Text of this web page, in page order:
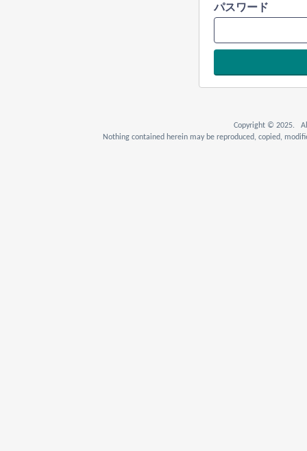
パスワード
Copyright © 2025. All
Nothing contained herein may be reproduced, copied,